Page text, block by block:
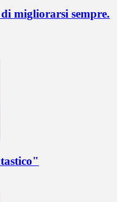
migliorarsi sempre.